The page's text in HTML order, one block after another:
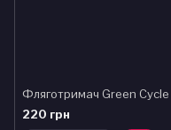
220 грн